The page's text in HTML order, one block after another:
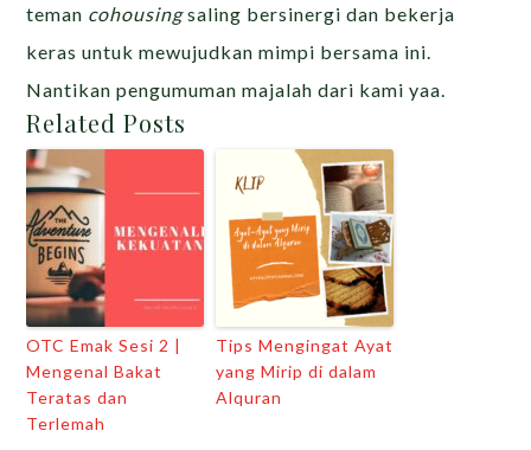
teman cohousingsaling bersinergi dan bekerja
keras untuk mewujudkan mimpi bersama ini.
Nantikan pengumuman majalah dari kami yaa.
Related Posts
OTC Emak Sesi 2 |
Mengenal Bakat
Teratas dan
Terlemah
Tips Mengingat Ayat
yang Mirip di dalam
Alquran